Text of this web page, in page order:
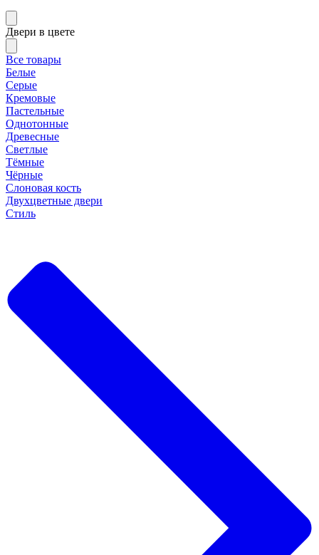
Двери в цвете
Все товары
Белые
Серые
Кремовые
Пастельные
Однотонные
Древесные
Светлые
Тёмные
Чёрные
Слоновая кость
Двухцветные двери
Стиль